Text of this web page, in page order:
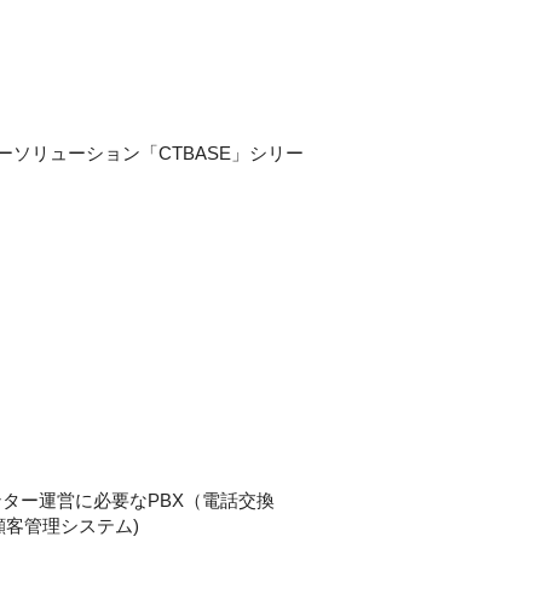
リューション「CTBASE」シリー
ー運営に必要なPBX（電話交換
管理システム)